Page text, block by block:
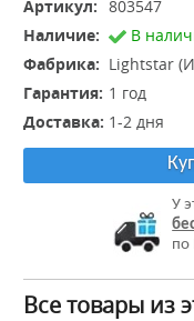
Артикул: 803547
Наличие:
В
Фабрика: Lightstar
Гарантия: 1 год
Доставка: 1-2 дня
У
по
Все товары из